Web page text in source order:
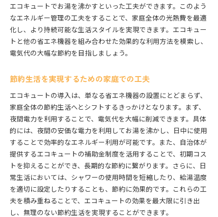
エコキュートでお湯を沸かすといった工夫ができます。このよう
なエネルギー管理の工夫をすることで、家庭全体の光熱費を最適
化し、より持続可能な生活スタイルを実現できます。エコキュー
トと他の省エネ機器を組み合わせた効果的な利用方法を模索し、
電気代の大幅な節約を目指しましょう。
節約生活を実現するための家庭での工夫
エコキュートの導入は、単なる省エネ機器の設置にとどまらず、
家庭全体の節約生活へとシフトするきっかけとなります。まず、
夜間電力を利用することで、電気代を大幅に削減できます。具体
的には、夜間の安価な電力を利用してお湯を沸かし、日中に使用
することで効率的なエネルギー利用が可能です。また、自治体が
提供するエコキュートの補助金制度を活用することで、初期コス
トを抑えることができ、長期的な節約に繋がります。さらに、日
常生活においては、シャワーの使用時間を短縮したり、給湯温度
を適切に設定したりすることも、節約に効果的です。これらの工
夫を積み重ねることで、エコキュートの効果を最大限に引き出
し、無理のない節約生活を実現することができます。